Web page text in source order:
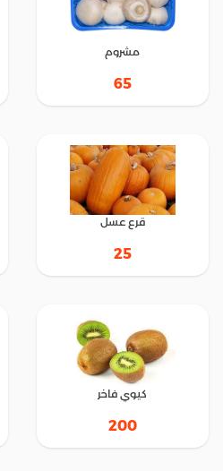
مشروم
65
قرع عسل
25
كيوي فاخر
200